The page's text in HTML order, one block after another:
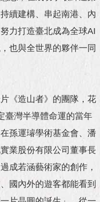
續建構、串起南港、內
力打造臺北成為全球AI
也與全世界的夥伴一同
《造山者》的團隊，花
臺灣半導體命運的當年
孫運璿學術基金會、潘
業股份有限公司董事長
成若涵藝術家的創作，
國內外的遊客都能看到